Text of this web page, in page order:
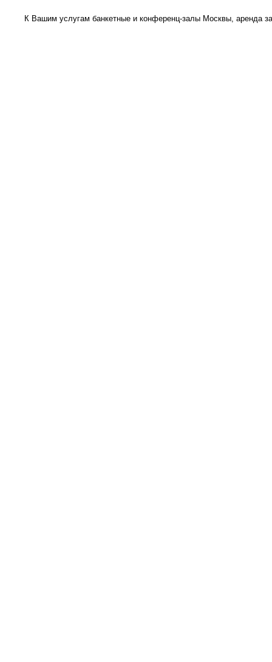
К Вашим услугам банкетные и конференц-залы Москвы, аренда